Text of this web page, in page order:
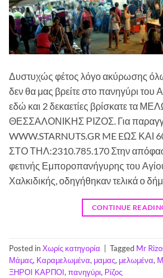
Δυστυχώς φέτος λόγο ακύρωσης
δεν θα μας βρείτε στο πανηγύρι
εδώ και 2 δεκαετίες βρίσκατε τα
ΘΕΣΣΑΛΟΝΙΚΗΣ ΡΙΖΟΣ. Για
WWW.STARNUTS.GR ME EΩΣ
ΣΤΟ ΤΗΛ:2310.785.170 Στην
φετινής Εμποροπανήγυρης του
Χαλκιδικής, οδηγήθηκαν τελικά ο
CONTINUE
Posted inΧωρίς κατηγορία Tagged Mr
Μάμας, Καραμελωμένα,μαμας,μελωμένα,
ΞΗΡΟΙ ΚΑΡΠΟΙ,πανηγύρι, Ρίζος